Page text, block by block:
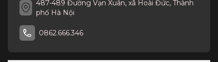
487-489 Đường Vạn Xuân, xã Hoài Đức, Thành
phố Hà Nội
0862.666.346